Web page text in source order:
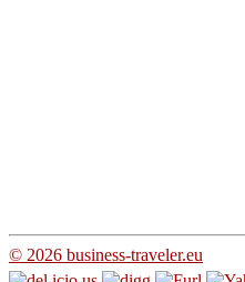
© 2026 business-traveler.eu